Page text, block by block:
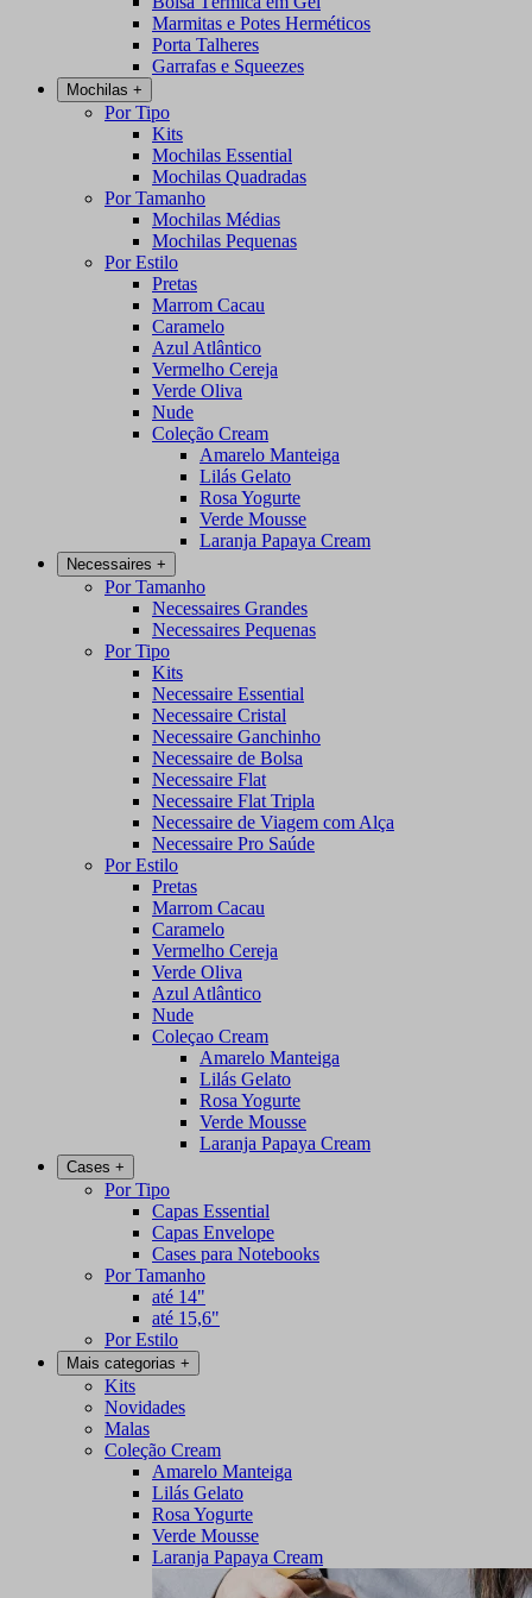
Marmitas e Potes Herméticos
Porta Talheres
Garrafas e Squeezes
Mochilas +
Por Tipo
Kits
Mochilas Essential
Mochilas Quadradas
Por Tamanho
Mochilas Médias
Mochilas Pequenas
Por Estilo
Pretas
Marrom Cacau
Caramelo
Azul Atlântico
Vermelho Cereja
Verde Oliva
Nude
Coleção Cream
Amarelo Manteiga
Lilás Gelato
Rosa Yogurte
Verde Mousse
Laranja Papaya Cream
Necessaires +
Por Tamanho
Necessaires Grandes
Necessaires Pequenas
Por Tipo
Kits
Necessaire Essential
Necessaire Cristal
Necessaire Ganchinho
Necessaire de Bolsa
Necessaire Flat
Necessaire Flat Tripla
Necessaire de Viagem com Alça
Necessaire Pro Saúde
Por Estilo
Pretas
Marrom Cacau
Caramelo
Vermelho Cereja
Verde Oliva
Azul Atlântico
Nude
Coleçao Cream
Amarelo Manteiga
Lilás Gelato
Rosa Yogurte
Verde Mousse
Laranja Papaya Cream
Cases +
Por Tipo
Capas Essential
Capas Envelope
Cases para Notebooks
Por Tamanho
até 14"
até 15,6"
Por Estilo
Mais categorias +
Kits
Novidades
Malas
Coleção Cream
Amarelo Manteiga
Lilás Gelato
Rosa Yogurte
Verde Mousse
Laranja Papaya Cream